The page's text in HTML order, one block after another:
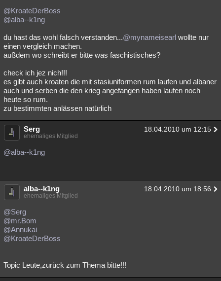
@KroateDerBoss
@alba--k1ng
du hast das wohl falsch verstanden...@mynameisearl wollte nur
einen vergleich machen.
außdem wo schreibt er bitte was faschistisches?
check ich jez nich!!!
es gibt auch kroaten die mit stasiuniformen rum laufen und albaner
auch und serben die den krieg angefangen haben laufen noch
heute so rum.
zu bestimmten anlässen natürlich
Serg 18.04.2010 um 12:15
ehemaliges Mitglied
@alba--k1ng
alba--k1ng 18.04.2010 um 18:56
ehemaliges Mitglied
@Serg
@mr.Bom
@Annukai
@KroateDerBoss
Topic Leute,zurück zum Thema bitte!!!